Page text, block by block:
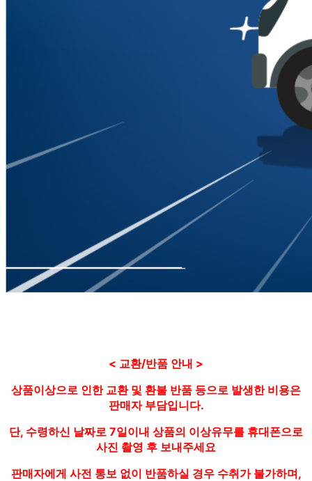
< 교환/반품 안내 >
상품이상으로 인한 교환 및 환불 반품 등으로 발생한 비용은
판매자 부담입니다.
단, 수령하신 날짜로 7일이내 상품의 이상유무를 휴대폰으로
사진 촬영 후 보내주세요
판매자에게 사전 통보 없이 반품하실 경우 수취가 불가하며,